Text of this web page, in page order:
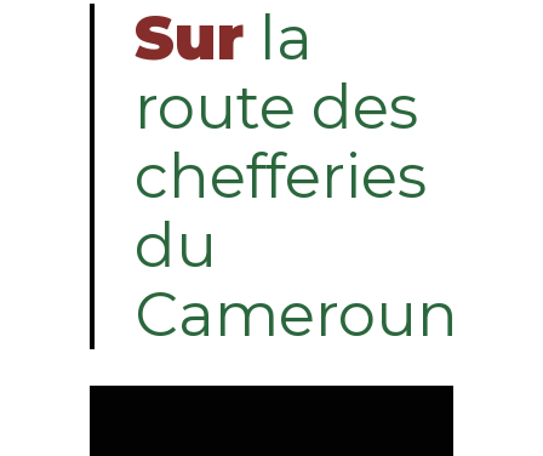
Sur la
route des
chefferies
du
Cameroun